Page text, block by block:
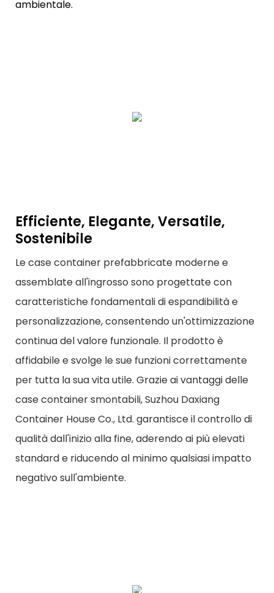
ambientale.
Efficiente, Elegante, Versatile,
Sostenibile
Le case container prefabbricate moderne e
assemblate all'ingrosso sono progettate con
caratteristiche fondamentali di espandibilità e
personalizzazione, consentendo un'ottimizzazione
continua del valore funzionale. Il prodotto è
affidabile e svolge le sue funzioni correttamente
per tutta la sua vita utile. Grazie ai vantaggi delle
case container smontabili, Suzhou Daxiang
Container House Co., Ltd. garantisce il controllo di
qualità dall'inizio alla fine, aderendo ai più elevati
standard e riducendo al minimo qualsiasi impatto
negativo sull'ambiente.